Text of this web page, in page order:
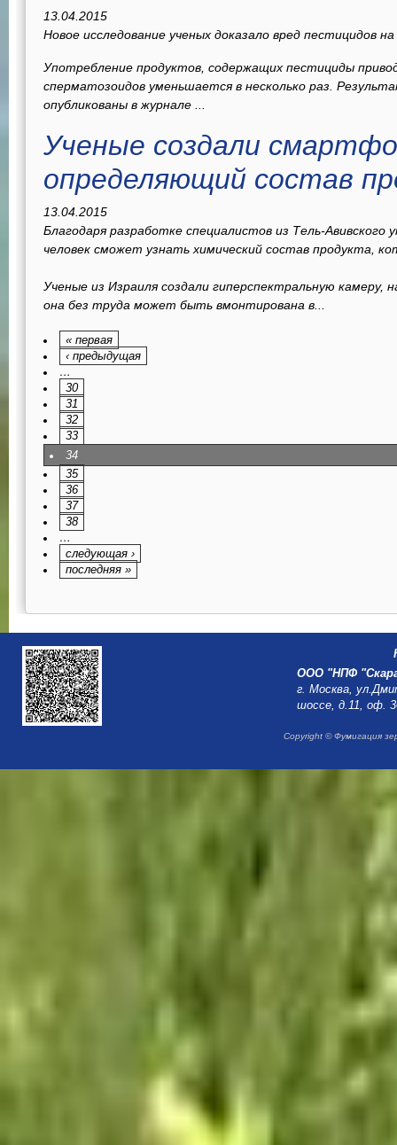
13.04.2015
Новое исследование ученых доказало вред пестицидов
Употребление продуктов, содержащих пестициды
сперматозоидов уменьшается в несколько раз.
опубликованы в журнале
Ученые создали
определяющий состав
13.04.2015
Благодаря разработке специалистов из Тель-
человек сможет узнать химический состав продукта,
Ученые из Израиля создали гиперспектральную камеру,
она без труда может быть вмонтирована в...
« первая
‹ предыдущая
…
30
31
32
33
34
35
36
37
38
…
следующая ›
последняя »
ООО "НПФ
г. Москва,
шоссе, д.11, оф.
Copyright © Фумигация